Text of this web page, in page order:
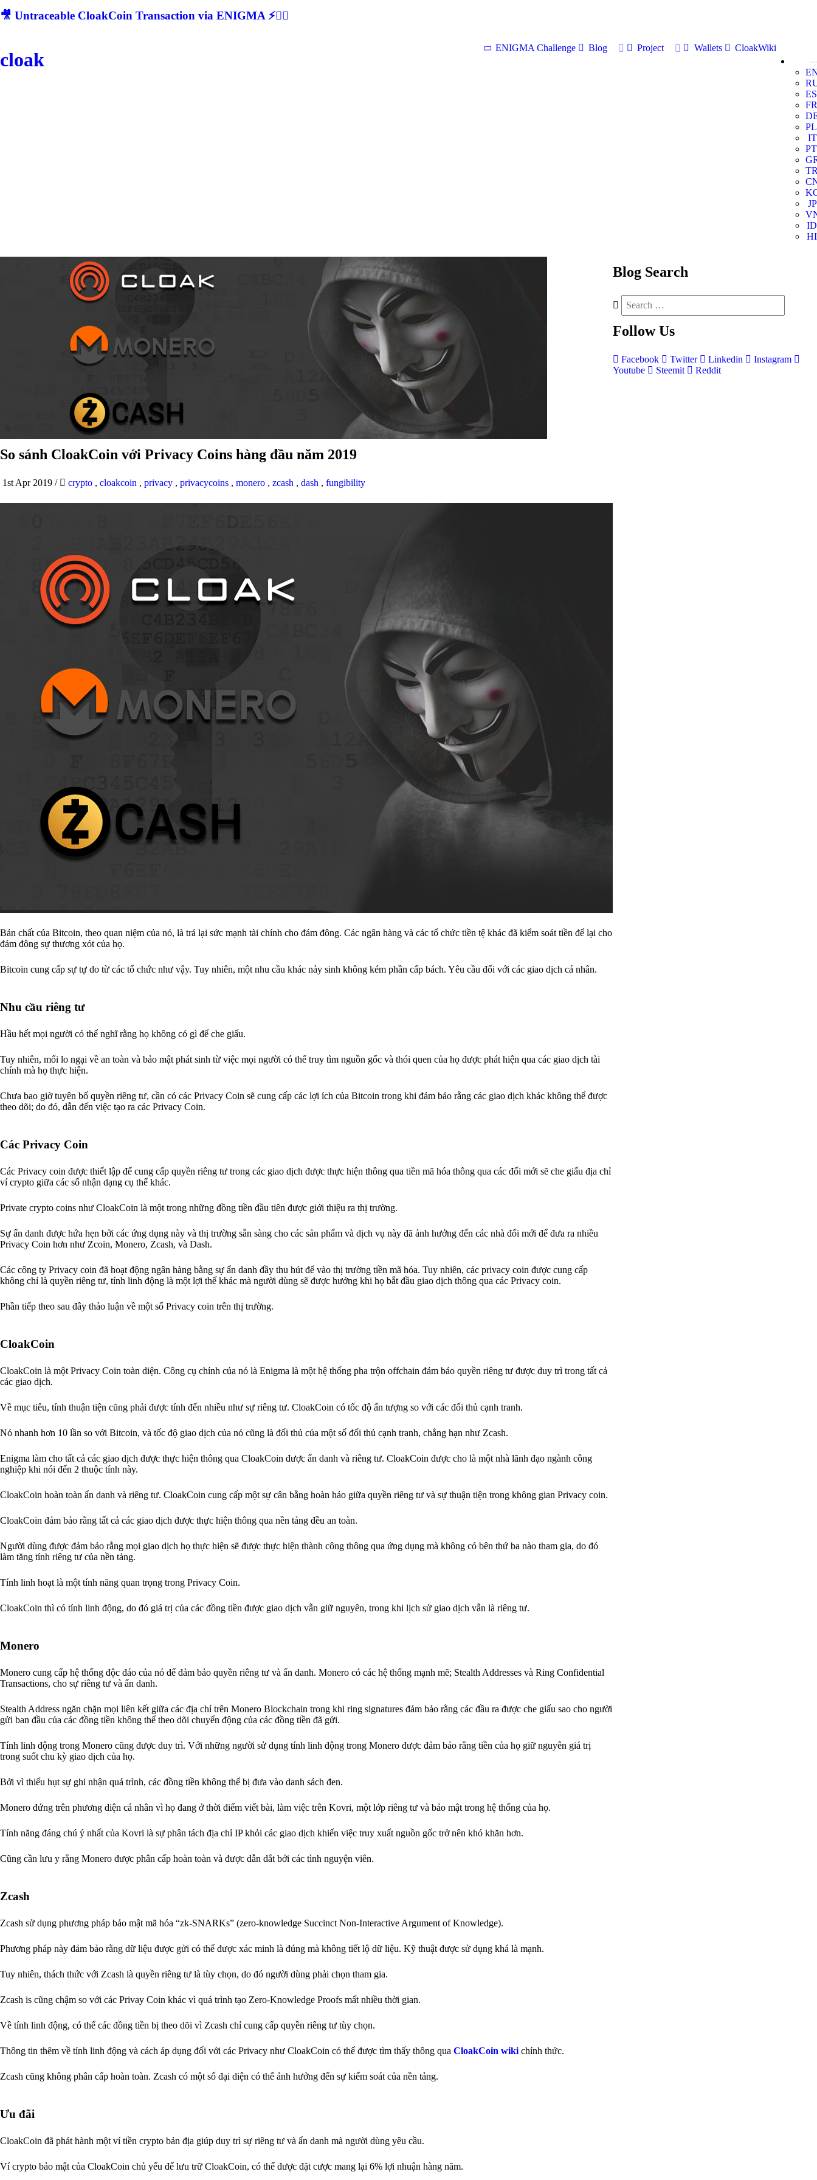
🎥 Untraceable CloakCoin Transaction via ENIGMA ⚡🕵‍♂
cloak
ENIGMA Challenge Blog Project Wallets
CloakWiki
ES
FR
PL
IT
PT
JP
ID
HI
So sánh CloakCoin với Privacy Coins hàng đầu năm 2019
1st Apr 2019 / crypto , cloakcoin , privacy , privacycoins , monero , zcash , dash , fungibility
Bản chất của Bitcoin, theo quan niệm của nó, là trả lại sức mạnh tài chính cho đám đông. Các ngân hàng và các tổ chức tiền tệ khác đã kiểm soát tiền để lại cho
đám đông sự thương xót của họ.
Bitcoin cung cấp sự tự do từ các tổ chức như vậy. Tuy nhiên, một nhu cầu khác nảy sinh không kém phần cấp bách. Yêu cầu đối với các giao dịch cá nhân.
Nhu cầu riêng tư
Hầu hết mọi người có thể nghĩ rằng họ không có gì để che giấu.
Tuy nhiên, mối lo ngại về an toàn và bảo mật phát sinh từ việc mọi người có thể truy tìm nguồn gốc và thói quen của họ được phát hiện qua các giao dịch tài
chính mà họ thực hiện.
Chưa bao giờ tuyên bố quyền riêng tư, cần có các Privacy Coin sẽ cung cấp các lợi ích của Bitcoin trong khi đảm bảo rằng các giao dịch khác không thể được
theo dõi; do đó, dẫn đến việc tạo ra các Privacy Coin.
Các Privacy Coin
Các Privacy coin được thiết lập để cung cấp quyền riêng tư trong các giao dịch được thực hiện thông qua tiền mã hóa thông qua các đổi mới sẽ che giấu địa chỉ
ví crypto giữa các số nhận dạng cụ thể khác.
Private crypto coins như CloakCoin là một trong những đồng tiền đầu tiên được giới thiệu ra thị trường.
Sự ẩn danh được hứa hẹn bởi các ứng dụng này và thị trường sẵn sàng cho các sản phẩm và dịch vụ này đã ảnh hưởng đến các nhà đổi mới để đưa ra nhiều
Privacy Coin hơn như Zcoin, Monero, Zcash, và Dash.
Các công ty Privacy coin đã hoạt động ngân hàng bằng sự ẩn danh đầy thu hút để vào thị trường tiền mã hóa. Tuy nhiên, các privacy coin được cung cấp
không chỉ là quyền riêng tư, tính linh động là một lợi thế khác mà người dùng sẽ được hưởng khi họ bắt đầu giao dịch thông qua các Privacy coin.
Phần tiếp theo sau đây thảo luận về một số Privacy coin trên thị trường.
CloakCoin
CloakCoin là một Privacy Coin toàn diện. Công cụ chính của nó là Enigma là một hệ thống pha trộn offchain đảm bảo quyền riêng tư được duy trì trong tất cả
các giao dịch.
Về mục tiêu, tính thuận tiện cũng phải được tính đến nhiều như sự riêng tư. CloakCoin có tốc độ ấn tượng so với các đối thủ cạnh tranh.
Nó nhanh hơn 10 lần so với Bitcoin, và tốc độ giao dịch của nó cũng là đối thủ của một số đối thủ cạnh tranh, chẳng hạn như Zcash.
Enigma làm cho tất cả các giao dịch được thực hiện thông qua CloakCoin được ẩn danh và riêng tư. CloakCoin được cho là một nhà lãnh đạo ngành công
nghiệp khi nói đến 2 thuộc tính này.
CloakCoin hoàn toàn ẩn danh và riêng tư. CloakCoin cung cấp một sự cân bằng hoàn hảo giữa quyền riêng tư và sự thuận tiện trong không gian Privacy coin.
CloakCoin đảm bảo rằng tất cả các giao dịch được thực hiện thông qua nền tảng đều an toàn.
Người dùng được đảm bảo rằng mọi giao dịch họ thực hiện sẽ được thực hiện thành công thông qua ứng dụng mà không có bên thứ ba nào tham gia, do đó
làm tăng tính riêng tư của nền tảng.
Tính linh hoạt là một tính năng quan trọng trong Privacy Coin.
CloakCoin thì có tính linh động, do đó giá trị của các đồng tiền được giao dịch vẫn giữ nguyên, trong khi lịch sử giao dịch vẫn là riêng tư.
Monero
Monero cung cấp hệ thống độc đáo của nó để đảm bảo quyền riêng tư và ẩn danh. Monero có các hệ thống mạnh mẽ; Stealth Addresses và Ring Confidential
Transactions, cho sự riêng tư và ẩn danh.
Stealth Address ngăn chặn mọi liên kết giữa các địa chỉ trên Monero Blockchain trong khi ring signatures đảm bảo rằng các đầu ra được che giấu sao cho người
gửi ban đầu của các đồng tiền không thể theo dõi chuyển động của các đồng tiền đã gửi.
Tính linh động trong Monero cũng được duy trì. Với những người sử dụng tính linh động trong Monero được đảm bảo rằng tiền của họ giữ nguyên giá trị
trong suốt chu kỳ giao dịch của họ.
Bởi vì thiếu hụt sự ghi nhận quá trình, các đồng tiền không thể bị đưa vào danh sách đen.
Monero đứng trên phương diện cá nhân vì họ đang ở thời điểm viết bài, làm việc trên Kovri, một lớp riêng tư và bảo mật trong hệ thống của họ.
Tính năng đáng chú ý nhất của Kovri là sự phân tách địa chỉ IP khỏi các giao dịch khiến việc truy xuất nguồn gốc trở nên khó khăn hơn.
Cũng cần lưu y rằng Monero được phân cấp hoàn toàn và được dẫn dắt bởi các tình nguyện viên.
Zcash
Zcash sử dụng phương pháp bảo mật mã hóa “zk-SNARKs” (zero-knowledge Succinct Non-Interactive Argument of Knowledge).
Phương pháp này đảm bảo rằng dữ liệu được gửi có thể được xác minh là đúng mà không tiết lộ dữ liệu. Kỹ thuật được sử dụng khá là mạnh.
Tuy nhiên, thách thức với Zcash là quyền riêng tư là tùy chọn, do đó người dùng phải chọn tham gia.
Zcash is cũng chậm so với các Privay Coin khác vì quá trình tạo Zero-Knowledge Proofs mất nhiều thời gian.
Về tính linh động, có thể các đồng tiền bị theo dõi vì Zcash chỉ cung cấp quyền riêng tư tùy chọn.
Thông tin thêm về tính linh động và cách áp dụng đối với các Privacy như CloakCoin có thể được tìm thấy thông qua CloakCoin wiki chính thức.
Zcash cũng không phân cấp hoàn toàn. Zcash có một số đại diện có thể ảnh hưởng đến sự kiểm soát của nền tảng.
Ưu đãi
CloakCoin đã phát hành một ví tiền crypto bản địa giúp duy trì sự riêng tư và ẩn danh mà người dùng yêu cầu.
Ví crypto bảo mật của CloakCoin chủ yếu để lưu trữ CloakCoin, có thể được đặt cược mang lại 6% lợi nhuận hàng năm.
Blog Search
Follow Us
Facebook Twitter Linkedin
Instagram
Youtube
Steemit Reddit